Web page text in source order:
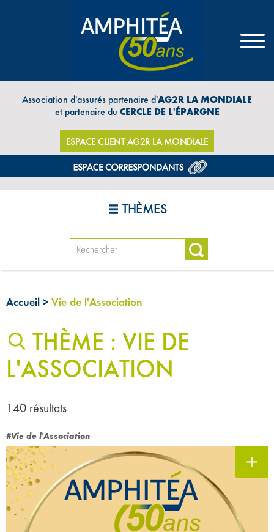
Association d'assurés partenaire d'AG2R LA MONDIALE
et partenaire du CERCLE DE L'ÉPARGNE
ESPACE CLIENT AG2R LA MONDIALE
THÈMES
Accueil > Vie de l'Association
THÈME : VIE DE
L'ASSOCIATION
140 résultats
#Vie de l'Association